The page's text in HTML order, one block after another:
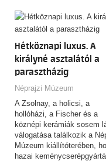
A kiállítás a kortárs japán
mangák (képregények)
perspektívájából közelít
Kacusika Hokuszai (1760–
1849) ukijo-e mester
Manga című, több ezer
álló, rendkívüli hatású
nem azt kívánja igazolni,
Hokuszai a mai értelemben
manga „feltalálója” lett
hanem azt vizsgálja,
alakult és változott a
fogalma, használata és
jelentése az elmúlt kétszáz
Hétköznapi luxus. A
királyné asztalától a
parasztházig
Néprajzi Múzeum
A Zsolnay, a holicsi, a
hollóházi, a Fischer és a
köznépi kerámiák sosem
válogatása találkozik a
Múzeum kiállítóterében,
hazai